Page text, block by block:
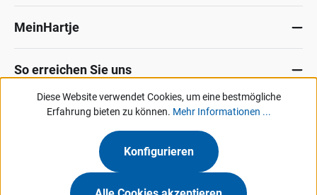
MeinHartje
So erreichen Sie uns
Datenschutz ImpressumAllg. Verkaufsbedingungen
KontaktHinweisgeber-Portal
Unsere Angebote & Services richten sich ausschließlich an Industrie, Handel,
Diese Website verwendet Cookies, um eine bestmögliche
Erfahrung bieten zu können. Mehr Informationen ...
Konfigurieren